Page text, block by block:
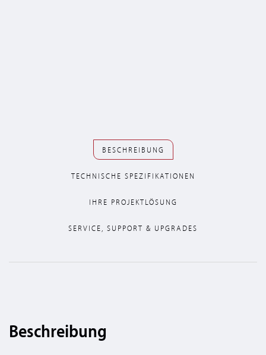
BESCHREIBUNG
TECHNISCHE SPEZIFIKATIONEN
IHRE PROJEKTLÖSUNG
SERVICE, SUPPORT & UPGRADES
Beschreibung